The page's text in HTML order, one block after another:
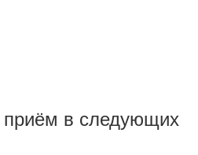
приём в следующих